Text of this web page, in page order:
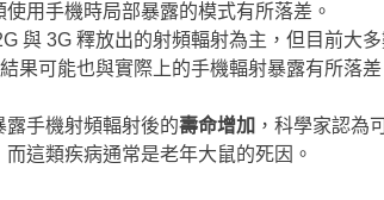
用手機時局部暴露的模式有所落差。
與 3G 釋放出的射頻輻射為主，但目前大
果可能也與實際上的手機輻射暴露有所落差
手機射頻輻射後的壽命增加 ，科學家認為
這類疾病通常是老年大鼠的死因。